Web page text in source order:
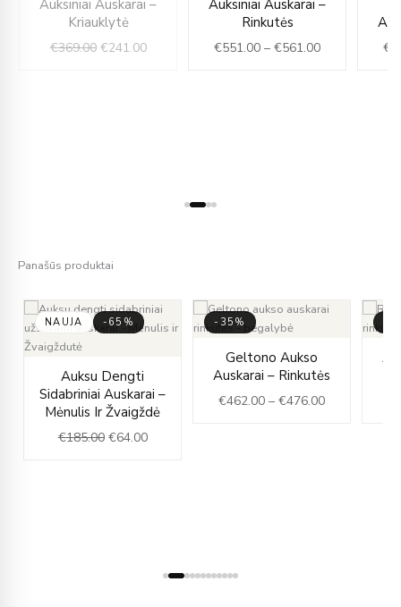
Auksiniai Auskarai –
Kriauklytė
€369.00
price
was:
€369.00.
€241.00€241.00.
Auksiniai Auskarai –
Rinkutės
€551.00 – €561.00
range:
through
€
Panašūs produktai
NAUJA -65%
Auksu Dengti
Sidabriniai Auskarai –
Mėnulis Ir Žvaigždė
€185.00
price
was:
€185.00.
€64.00
is:
€64.00.
-35%
Geltono Aukso
Auskarai – Rinkutės
€462.00 – €476.00
€462.00
through